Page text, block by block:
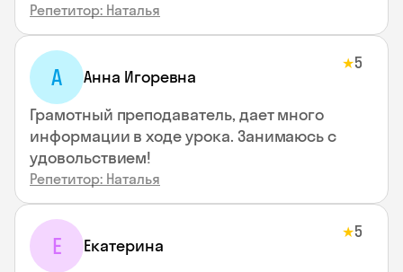
Репетитор: Наталья
А Анна Игоревна
★5
Грамотный преподаватель, дает много
информации в ходе урока. Занимаюсь с
удовольствием!
Репетитор: Наталья
Е Екатерина
★5